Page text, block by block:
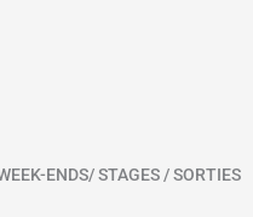
ENDS/ STAGES / SORTIES